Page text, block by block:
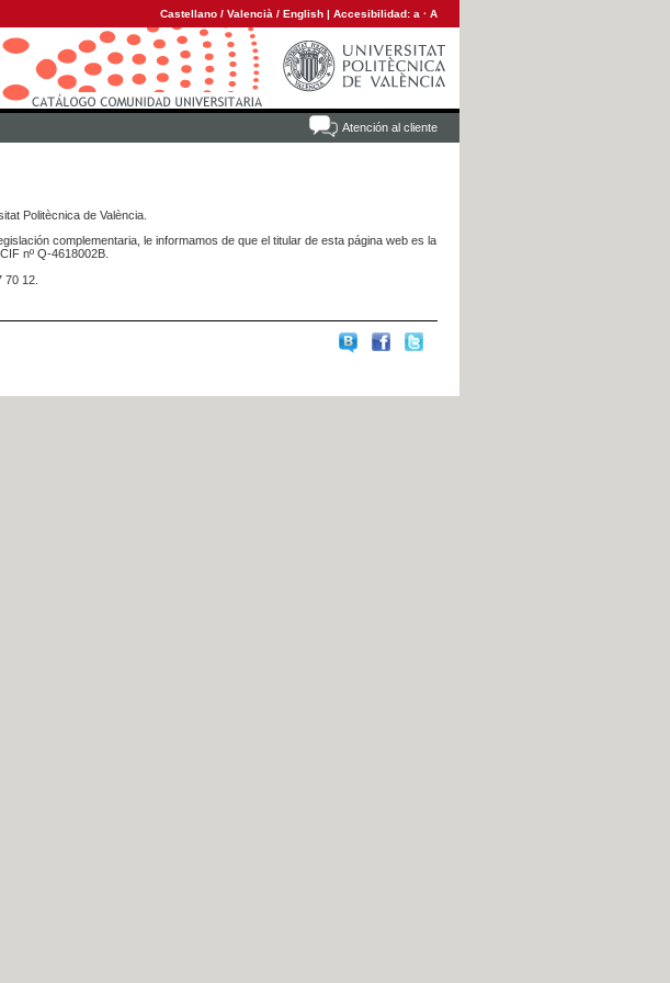
Castellano / Valencià / English | Accesibilidad: a · A
Atención al cliente
Politècnica de València.
complementaria, le informamos de que el titular de esta página web es la
nº Q-4618002B.
70 12.